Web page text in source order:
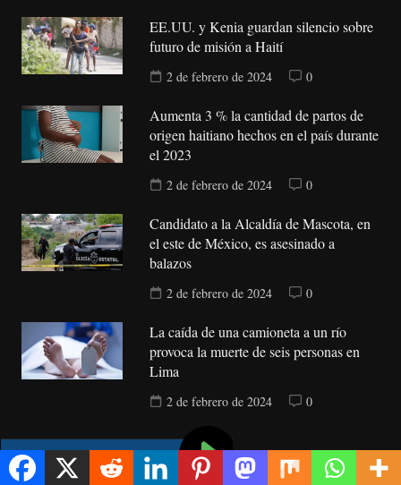
EE.UU. y Kenia guardan silencio sobre
futuro de misión a Haití
2 de febrero de 2024 0
Aumenta 3 % la cantidad de partos de
origen haitiano hechos en el país durante
el 2023
2 de febrero de 2024 0
Candidato a la Alcaldía de Mascota, en
el este de México, es asesinado a
balazos
2 de febrero de 2024 0
La caída de una camioneta a un río
provoca la muerte de seis personas en
Lima
2 de febrero de 2024 0
Diseñada por Public Media DominiServer, S.R.L. Derechos